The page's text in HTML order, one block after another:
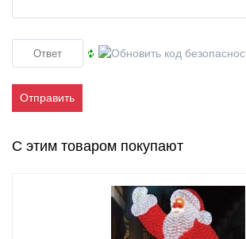
Отправить
С этим товаром покупают